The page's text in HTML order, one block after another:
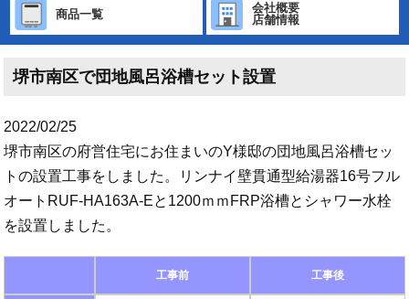
商品一覧
会社概要
店舗情報
堺市南区で団地風呂浴槽セット設置
2022/02/25
堺市南区の府営住宅にお住まいのY様邸の団地風呂浴槽セッ
トの設置工事をしました。リンナイ壁貫通型給湯器16号フル
オートRUF-HA163A-Eと1200ｍｍFRP浴槽とシャワー水栓
を設置しました。
工事前 工事後